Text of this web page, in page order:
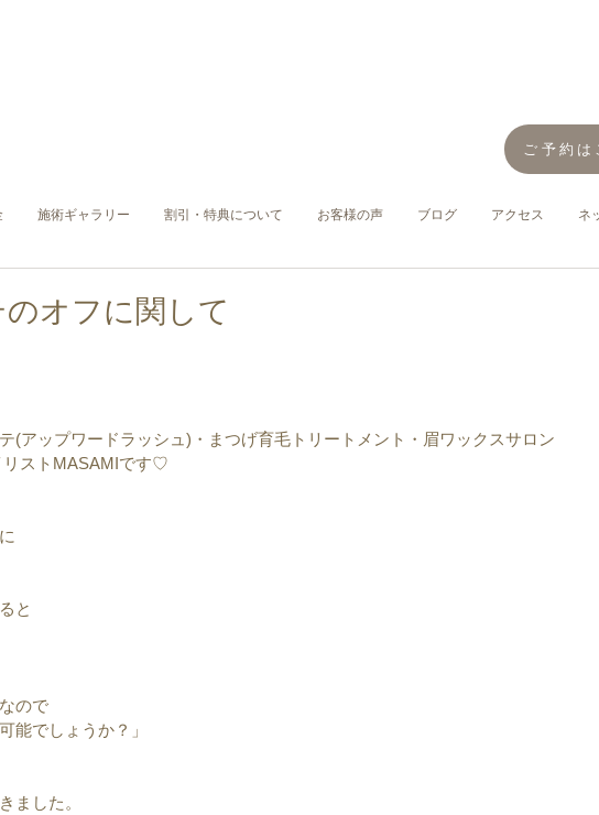
ご予約は
施術ギャラリー 割引・特典について お客様の声 ブログ アクセス ネ
オフに関して
(アップワードラッシュ)・まつげ育毛トリートメント・眉ワックスサロン
リストMASAMIです♡
と
ので
能でしょうか？」
ました。